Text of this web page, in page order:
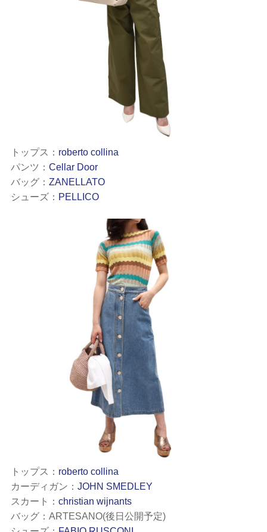
トップス： roberto collina
パンツ： Cellar Door
バッグ： ZANELLATO
シューズ： PELLICO
トップス： roberto collina
カーディガン： JOHN SMEDLEY
スカート： christian wijnants
バッグ：ARTESANO(後日公開予定)